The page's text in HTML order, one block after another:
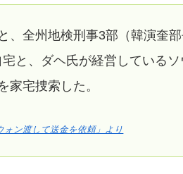
、全州地検刑事3部（韓演奎
と、ダヘ氏が経営している
家宅捜索した。
ン渡して送金を依頼」より